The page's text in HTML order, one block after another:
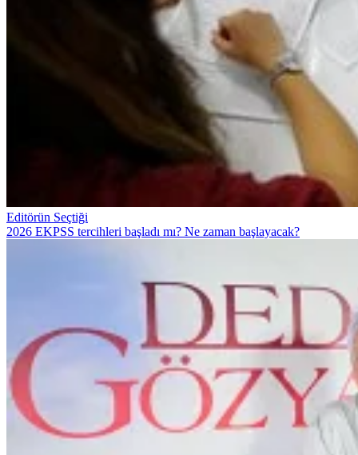
Editörün Seçtiği
2026 EKPSS tercihleri başladı mı? Ne zaman başlayacak?